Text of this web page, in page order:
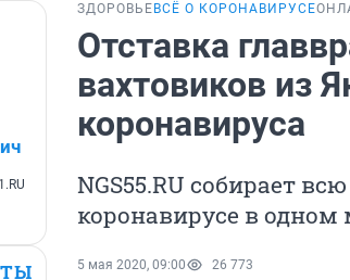
ЗДОРОВЬЕ ВСЁ О КОРОНАВИРУСЕ
Отставка
вахтовиков из
коронавируса
NGS55.RU собирает
коронавирусе в одном
5 мая 2020, 09:00 26 773